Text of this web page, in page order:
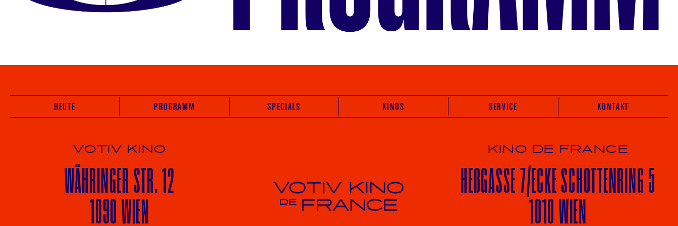
HEUTE PROGRAMM SPECIALS KINOS SERVICE KONTAKT
VOTIV KINO
WÄHRINGERSTR. 12
1090 WIEN
Votiv Kino und Kino De France in Wien
KINO DE FRANCE
HEßGASSE 7/ECKESCHOTTENRING 5
1010 WIEN